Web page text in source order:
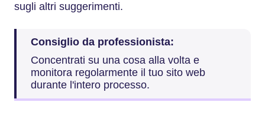
sugli altri suggerimenti.
Consiglio da professionista:
Concentrati su una cosa alla volta e
monitora regolarmente il tuo sito web
durante l'intero processo.